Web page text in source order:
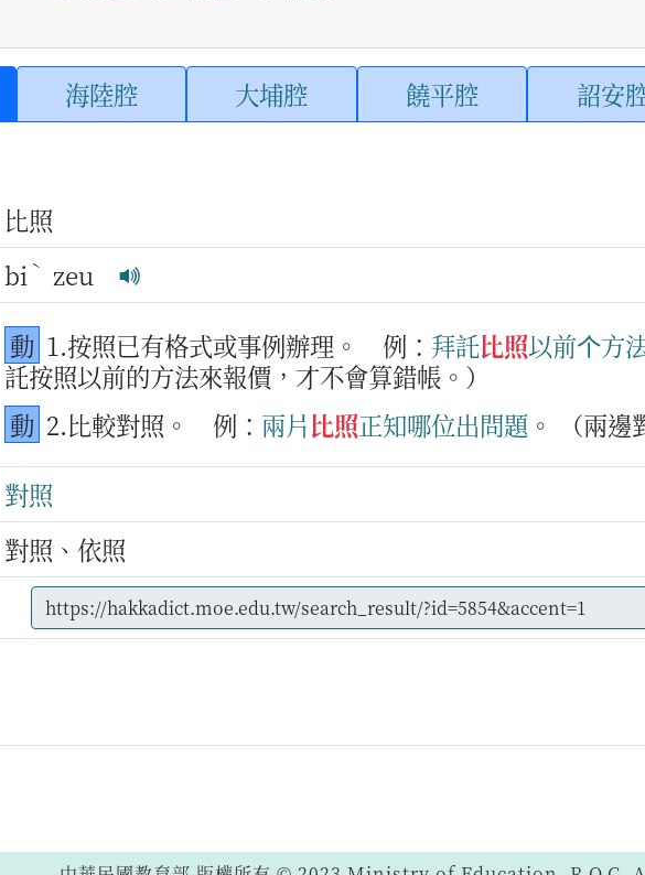
海陸腔 大埔腔 饒平腔 詔安
比照
bi ˋ zeu
動 1.按照已有格式或事例辦理。 例： 拜託比照以前个方
託按照以前的方法來報價，才不會算錯帳。）
動 2.比較對照。 例： 兩片比照正知哪位出問題 。
（兩
對照
對照、依照